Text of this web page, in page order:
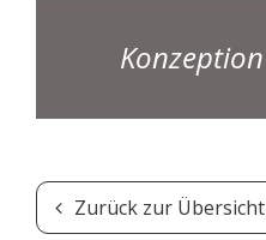
Konzeption
Zurück zur Übersicht